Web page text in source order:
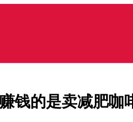
钱的是卖减肥咖